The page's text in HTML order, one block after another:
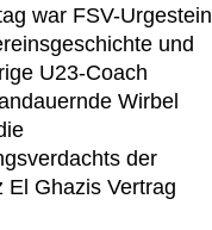
war FSV-Urgestein
und
U23-Coach
Wirbel
der
El Ghazis Vertrag